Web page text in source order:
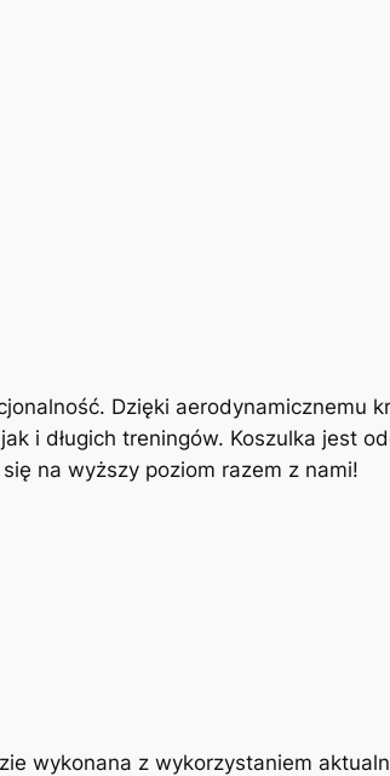
Dzięki aerodynamicznemu
i długich treningów. Koszulka jest
na wyższy poziom razem z nami!
wykonana z wykorzystaniem